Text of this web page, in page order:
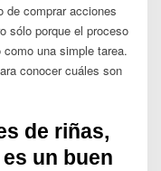
de comprar acciones
sólo porque el proceso
una simple tarea.
conocer cuáles son
de riñas,
un buen